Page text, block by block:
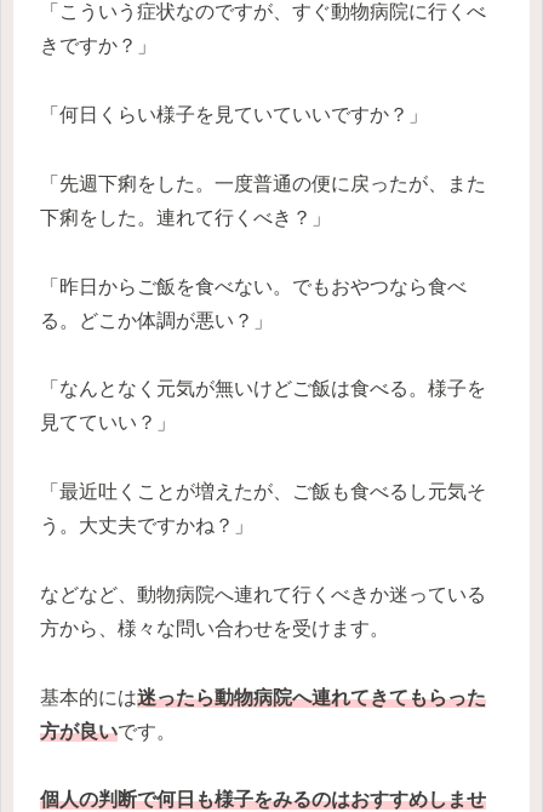
「こういう症状なのですが、すぐ動物病院に行くべ
きですか？」
「何日くらい様子を見ていていいですか？」
「先週下痢をした。一度普通の便に戻ったが、また
下痢をした。連れて行くべき？」
「昨日からご飯を食べない。でもおやつなら食べ
る。どこか体調が悪い？」
「なんとなく元気が無いけどご飯は食べる。様子を
見てていい？」
「最近吐くことが増えたが、ご飯も食べるし元気そ
う。大丈夫ですかね？」
などなど、動物病院へ連れて行くべきか迷っている
方から、様々な問い合わせを受けます。
基本的には迷ったら動物病院へ連れてきてもらった
方が良いです。
個人の判断で何日も様子をみるのはおすすめしませ